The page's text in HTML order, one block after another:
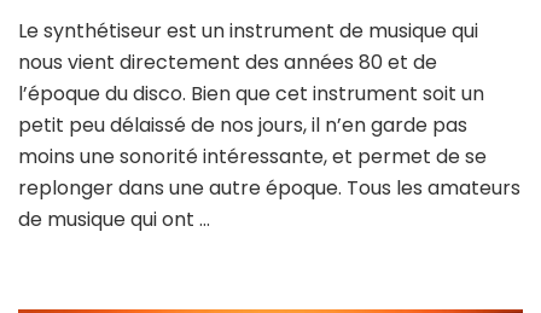
Le synthétiseur est un instrument de musique qui
nous vient directement des années 80 et de
l’époque du disco. Bien que cet instrument soit un
petit peu délaissé de nos jours, il n’en garde pas
moins une sonorité intéressante, et permet de se
replonger dans une autre époque. Tous les amateurs
de musique qui ont …